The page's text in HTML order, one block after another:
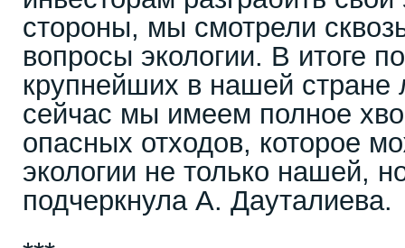
стороны, мы смотрели
вопросы экологии. В итоге
крупнейших в нашей стране
сейчас мы имеем полное
опасных отходов, которое
экологии не только нашей,
подчеркнула А. Дауталиева.